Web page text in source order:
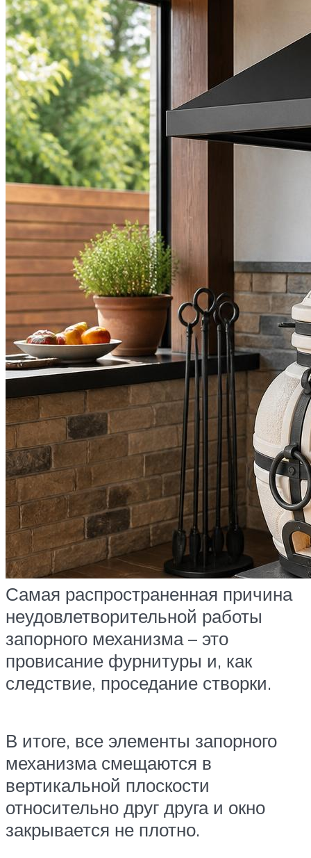
Самая распространенная причина
неудовлетворительной работы
запорного механизма – это
провисание фурнитуры и, как
следствие, проседание створки.
В итоге, все элементы запорного
механизма смещаются в
вертикальной плоскости
относительно друг друга и окно
закрывается не плотно.